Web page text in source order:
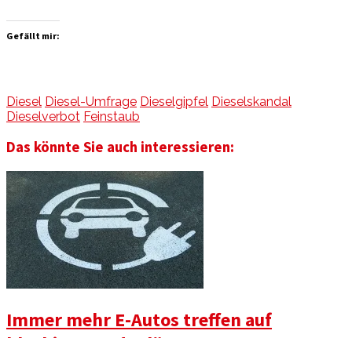
Gefällt mir:
Diesel Diesel-Umfrage Dieselgipfel Dieselskandal
Dieselverbot Feinstaub
Das könnte Sie auch interessieren:
Immer mehr E-Autos treffen auf